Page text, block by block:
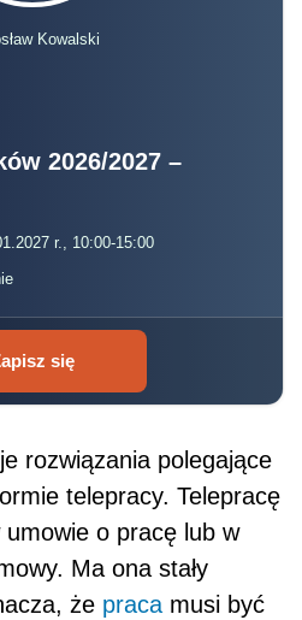
Kowalski
2026/2027 –
r., 10:00-15:00
się
rozwiązania polegające
telepracy. Telepracę
o pracę lub w
Ma ona stały
że praca musi być